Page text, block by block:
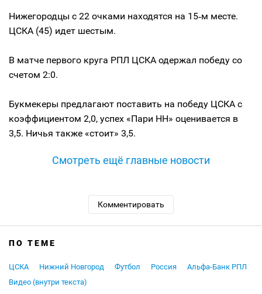
Нижегородцы с 22 очками находятся на 15‑м месте.
ЦСКА (45) идет шестым.
В матче первого круга РПЛ ЦСКА одержал победу со
счетом 2:0.
Букмекеры предлагают поставить на победу ЦСКА с
коэффициентом 2,0, успех «Пари НН» оценивается в
3,5. Ничья также «стоит» 3,5.
Смотреть ещё главные новости
Комментировать
ПО ТЕМЕ
ЦСКА Нижний Новгород Футбол Россия
Альфа-Банк РПЛ
Видео (внутри текста)